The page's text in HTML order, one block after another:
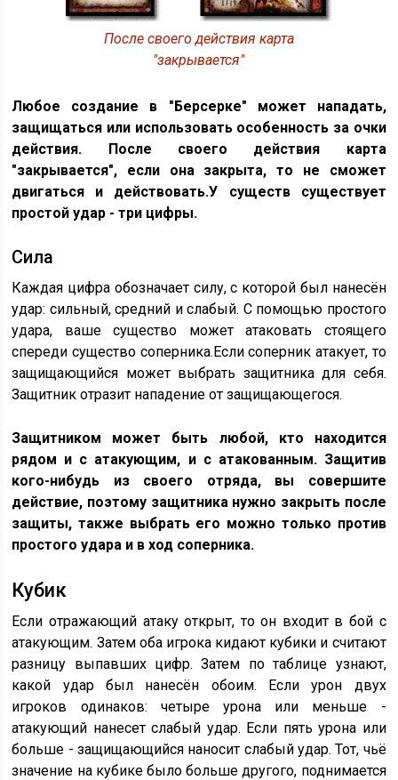
После своего действия карта
"закрывается"
Любое создание в "Берсерке" может нападать,
защищаться или использовать особенность за очки
действия. После своего действия карта
"закрывается", если она закрыта, то не сможет
двигаться и действовать.У существ существует
простой удар - три цифры.
Сила
Каждая цифра обозначает силу, с которой был нанесён
удар: сильный, средний и слабый. С помощью простого
удара, ваше существо может атаковать стоящего
спереди существо соперника.Если соперник атакует, то
защищающийся может выбрать защитника для себя.
Защитник отразит нападение от защищающегося.
Защитником может быть любой, кто находится
рядом и с атакующим, и с атакованным. Защитив
кого-нибудь из своего отряда, вы совершите
действие, поэтому защитника нужно закрыть после
защиты, также выбрать его можно только против
простого удара и в ход соперника.
Кубик
Если отражающий атаку открыт, то он входит в бой с
атакующим. Затем оба игрока кидают кубики и считают
разницу выпавших цифр. Затем по таблице узнают,
какой удар был нанесён обоим. Если урон двух
игроков одинаков: четыре урона или меньше -
атакующий нанесет слабый удар. Если пять урона или
больше - защищающийся наносит слабый удар. Тот, чьё
значение на кубике было больше другого, поднимается